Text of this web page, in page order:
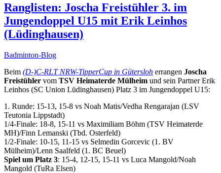
Ranglisten: Joscha Freistühler 3. im
Jungendoppel U15 mit Erik Leinhos
(Lüdinghausen)
Badminton-Blog
Beim (D-)C-RLT NRW-TipperCup in Gütersloh errangen Joscha
Freistühler vom TSV Heimaterde Mülheim und sein Partner Erik
Leinhos (SC Union Lüdinghausen) Platz 3 im Jungendoppel U15:
1. Runde: 15-13, 15-8 vs Noah Matis/Vedha Rengarajan (LSV
Teutonia Lippstadt)
1/4-Finale: 18-8, 15-11 vs Maximiliam Böhm (TSV Heimaterde
MH)/Finn Lemanski (Tbd. Osterfeld)
1/2-Finale: 10-15, 11-15 vs Selmedin Gorcevic (1. BV
Mülheim)/Lenn Saalfeld (1. BC Beuel)
Spiel um Platz 3: 15-4, 12-15, 15-11 vs Luca Mangold/Noah
Mangold (TuRa Elsen)